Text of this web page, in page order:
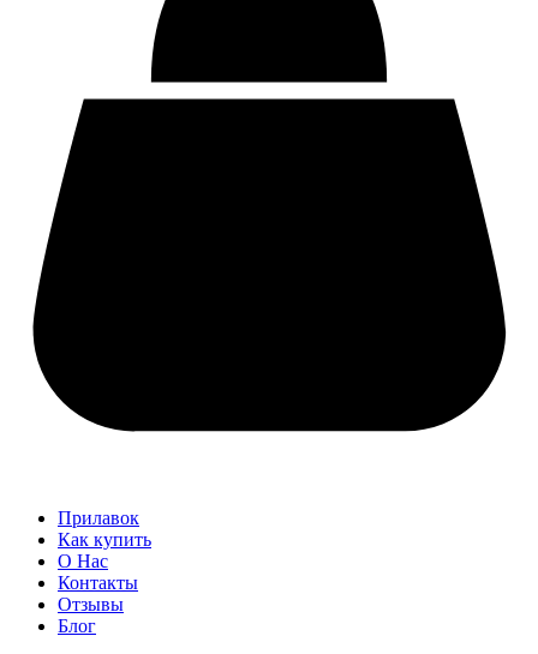
Прилавок
Как купить
О Нас
Контакты
Отзывы
Блог